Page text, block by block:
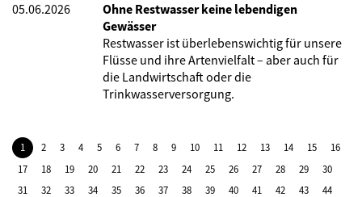
05.06.2026
Ohne Restwasser keine lebendigen
Gewässer
Restwasser ist überlebenswichtig für unsere
Flüsse und ihre Artenvielfalt – aber auch für
die Landwirtschaft oder die
Trinkwasserversorgung.
1 2 3 4 5 6 7 8 9 10 11 12 13 14 15
16
17
18 19 20 21 22 23 24 25 26 27 28 29
30
31
32 33 34 35 36 37 38 39 40 41 42 43
44